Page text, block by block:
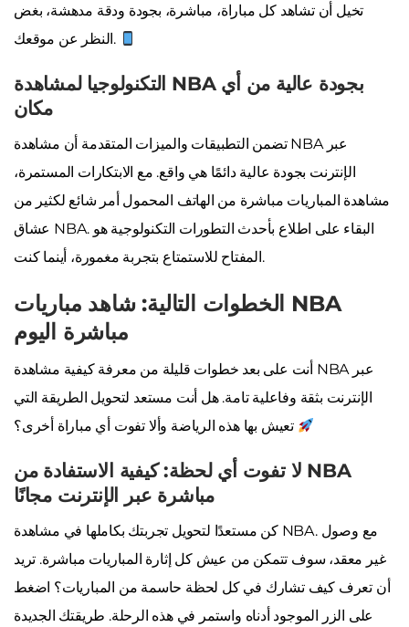
تخيل أن تشاهد كل مباراة، مباشرة، بجودة ودقة مدهشة، بغض
النظر عن موقعك.
التكنولوجيا لمشاهدة NBA بجودة عالية من أي
مكان
تضمن التطبيقات والميزات المتقدمة أن مشاهدة NBA عبر
الإنترنت بجودة عالية دائمًا هي واقع. مع الابتكارات المستمرة،
مشاهدة المباريات مباشرة من الهاتف المحمول أمر شائع لكثير من
عشاق NBA. البقاء على اطلاع بأحدث التطورات التكنولوجية هو
المفتاح للاستمتاع بتجربة مغمورة، أينما كنت.
الخطوات التالية: شاهد مباريات NBA
مباشرة اليوم
أنت على بعد خطوات قليلة من معرفة كيفية مشاهدة NBA عبر
الإنترنت بثقة وفاعلية تامة. هل أنت مستعد لتحويل الطريقة التي
لا تفوت أي لحظة: كيفية الاستفادة من NBA
مباشرة عبر الإنترنت مجانًا
كن مستعدًا لتحويل تجربتك بكاملها في مشاهدة NBA. مع وصول
غير معقد، سوف تتمكن من عيش كل إثارة المباريات مباشرة. تريد
أن تعرف كيف تشارك في كل لحظة حاسمة من المباريات؟ اضغط
على الزر الموجود أدناه واستمر في هذه الرحلة. طريقتك الجديدة